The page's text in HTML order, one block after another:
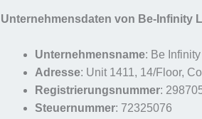
Unternehmensdaten von Be-Infinity
Unternehmensname: Be
Adresse: Unit 1411, 14/Floor,
Registrierungsnummer:
Steuernummer: 72325076